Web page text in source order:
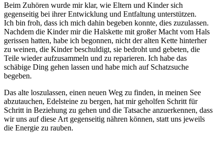
Beim Zuhören wurde mir klar, wie Eltern und Kinder sich
gegenseitig bei ihrer Entwicklung und Entfaltung unterstützen.
Ich bin froh, dass ich mich dahin begeben konnte, dies zuzulassen.
Nachdem die Kinder mir die Halskette mit großer Macht vom Hals
gerissen hatten, habe ich begonnen, nicht der alten Kette hinterher
zu weinen, die Kinder beschuldigt, sie bedroht und gebeten, die
Teile wieder aufzusammeln und zu reparieren. Ich habe das
schäbige Ding gehen lassen und habe mich auf Schatzsuche
begeben.
Das alte loszulassen, einen neuen Weg zu finden, in meinen See
abzutauchen, Edelsteine zu bergen, hat mir geholfen Schritt für
Schritt in Beziehung zu gehen und die Tatsache anzuerkennen, dass
wir uns auf diese Art gegenseitig nähren können, statt uns jeweils
die Energie zu rauben.